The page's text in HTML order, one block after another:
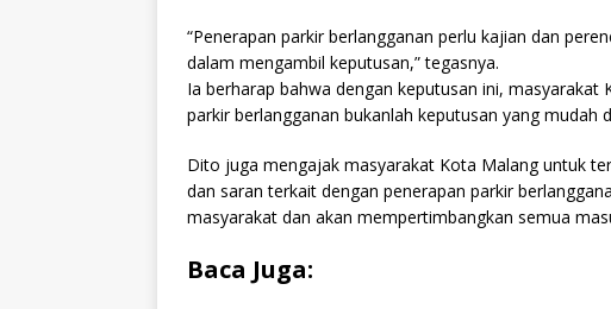
“Penerapan parkir berlangganan perlu kajian dan
dalam mengambil keputusan,” tegasnya.
Ia berharap bahwa dengan keputusan ini,
parkir berlangganan bukanlah keputusan yang
Dito juga mengajak masyarakat Kota Malang untuk
dan saran terkait dengan penerapan parkir
masyarakat dan akan mempertimbangkan semua
Baca Juga: